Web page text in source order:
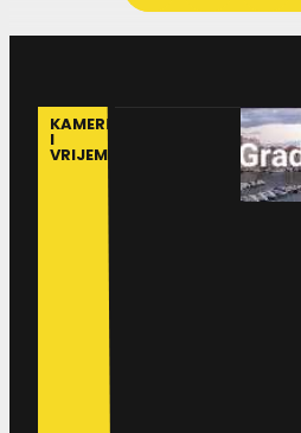
KAMERE
I
VRIJEME